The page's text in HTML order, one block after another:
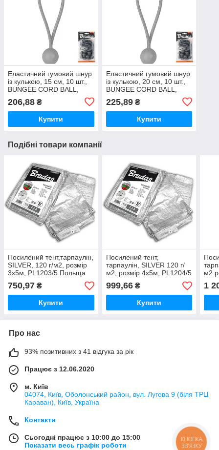
Еластичний гумовий шнур
із кулькою, 15 см, 10 шт.,
BUNGEE CORD BALL,
206,88 ₴
Купити
Еластичний гумовий шнур
із кулькою, 20 см, 10 шт.,
BUNGEE CORD BALL,
225,89₴
Купити
Подібні товари компанії
Посилений тент,тарпаулін,
SILVER, 120 г/м2, розмір
3х5м, PL1203/5 Польща
750,97 ₴
Купити
Посилений тент,
тарпаулін, SILVER 120 г/
м2, розмір 4х5м, PL1204/5
Польща
999,66₴
Купити
м2
1
Про нас
93% позитивних з 41 відгука за рік
Працює з 12.06.2020
м. Київ
04074, Київ, Оболонський район, вул. Лугова 9 (біля ТРЦ
Караван), Київ, Україна
Контакти
Сьогодні працює з 10:00 до 15:00
Показати весь графік роботи
КНОПКА
ЗВ'ЯЗКУ